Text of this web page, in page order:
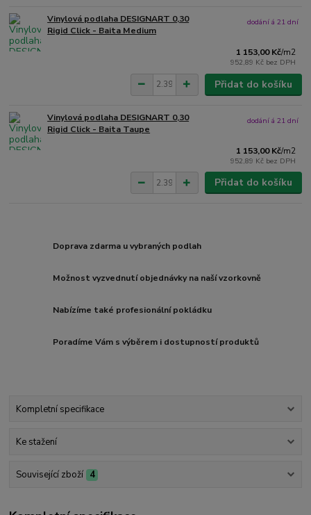
Vinylová podlaha DESIGNART 0,30
Rigid Click - Baita Medium
1 153,00 Kč/m2
952,89 Kč bez DPH
dodání á 21 dní
Přidat do košíku
Vinylová podlaha DESIGNART 0,30
Rigid Click - Baita Taupe
1 153,00 Kč/m2
952,89 Kč bez DPH
dodání á 21 dní
Přidat do košíku
Doprava zdarma u vybraných podlah
Možnost vyzvednutí objednávky na naší vzorkovně
Nabízíme také profesionální pokládku
Poradíme Vám s výběrem i dostupností produktů
Kompletní specifikace
Ke stažení
Související zboží 4